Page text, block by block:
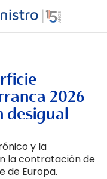
2026
desigual
y la
la contratación de
de Europa.